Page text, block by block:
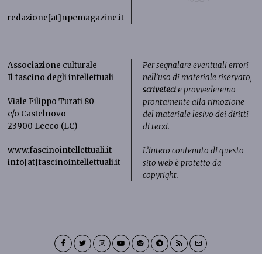
redazione[at]npcmagazine.it
Associazione culturale
Il fascino degli intellettuali
Viale Filippo Turati 80
c/o Castelnovo
23900 Lecco (LC)
www.fascinointellettuali.it
info[at]fascinointellettuali.it
Per segnalare eventuali errori
nell’uso di materiale riservato,
scrivetecie provvederemo
prontamente alla rimozione
del materiale lesivo dei diritti
di terzi.
L’intero contenuto di questo
sito web è protetto da
copyright.